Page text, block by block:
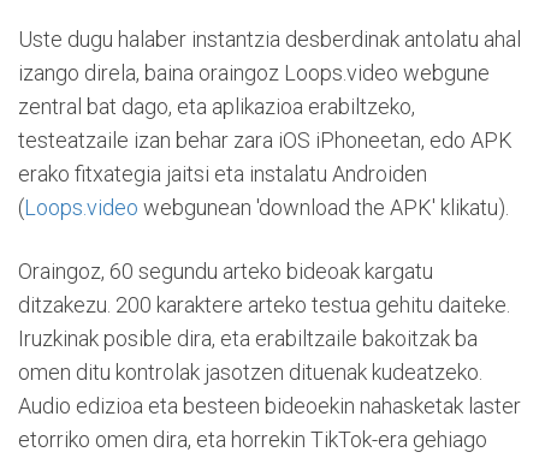
Uste dugu halaber instantzia desberdinak antolatu ahal
izango direla, baina oraingoz Loops.video webgune
zentral bat dago, eta aplikazioa erabiltzeko,
testeatzaile izan behar zara iOS iPhoneetan, edo APK
erako fitxategia jaitsi eta instalatu Androiden
(Loops.video webgunean 'download the APK' klikatu).
Oraingoz, 60 segundu arteko bideoak kargatu
ditzakezu. 200 karaktere arteko testua gehitu daiteke.
Iruzkinak posible dira, eta erabiltzaile bakoitzak ba
omen ditu kontrolak jasotzen dituenak kudeatzeko.
Audio edizioa eta besteen bideoekin nahasketak laster
etorriko omen dira, eta horrekin TikTok-era gehiago